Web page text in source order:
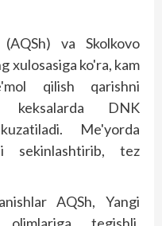
va Skolkovo
xulosasiga ko'ra, kam
qilish qarishni
keksalarda DNK
Me'yorda
sekinlashtirib, tez
AQSh, Yangi